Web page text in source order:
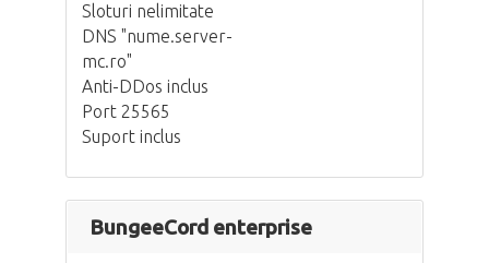
Sloturi nelimitate
DNS "nume.server-
mc.ro"
Anti-DDos inclus
Port 25565
Suport inclus
BungeeCord enterprise